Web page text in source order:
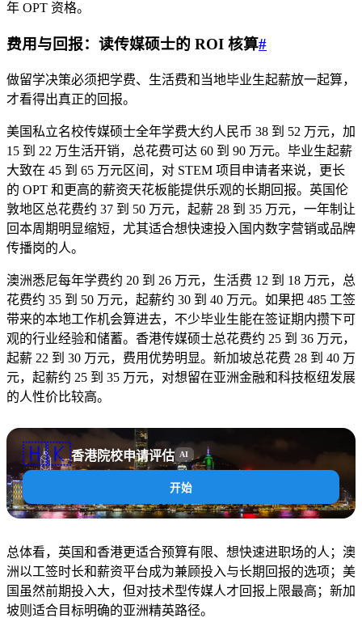
年 OPT 资格。
费用与回报：读传媒硕士的 ROI 核算#
做留学决策必须把学费、生活费和当地毕业生起薪放一起算，
才看得出真正的回报。
美国私立名校传媒硕士全年学费大约人民币 38 到 52 万元，加
15 到 22 万生活开销，总花费可达 60 到 90 万元。毕业生起薪
大致在 45 到 65 万元区间，对 STEM 项目申请者来说，更长
的 OPT 和更高的薪资天花板能提供乐观的长期回报。英国伦
敦地区总花费约 37 到 50 万元，起薪 28 到 35 万元，一年制让
回本周期明显缩短，尤其适合想快速投入国内数字营销或品牌
传播岗的人。
澳洲悉尼每年学费约 20 到 26 万元，生活费 12 到 18 万元，总
花费约 35 到 50 万元，起薪约 30 到 40 万元。如果把 485 工签
带来的本地工作机会算进去，不少毕业生能在签证期内攒下可
观的行业经验和储蓄。香港传媒硕士总花费约 25 到 36 万元，
起薪 22 到 30 万元，费用优势明显。新加坡总花费 28 到 40 万
元，起薪约 25 到 35 万元，对想留在亚洲金融和科技枢纽发展
的人性价比较高。
🇭🇰香港院校申请评估 AI
开始
总体看，英国和香港更适合预算有限、想快速进职场的人；澳
洲以工签时长和薪资平台成为兼顾投入与长期回报的选项；美
国虽然前期投入大，但对技术型传媒人才回报上限最高；新加
坡则适合目标明确的亚洲精英路径。